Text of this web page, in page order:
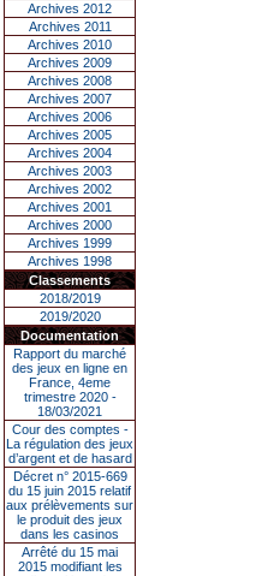
Archives 2012
Archives 2011
Archives 2010
Archives 2009
Archives 2008
Archives 2007
Archives 2006
Archives 2005
Archives 2004
Archives 2003
Archives 2002
Archives 2001
Archives 2000
Archives 1999
Archives 1998
Classements
2018/2019
2019/2020
Documentation
Rapport du marché
des jeux en ligne en
France, 4eme
trimestre 2020 -
18/03/2021
Cour des comptes -
La régulation des jeux
d’argent et de hasard
Décret n° 2015-669
du 15 juin 2015 relatif
aux prélèvements sur
le produit des jeux
dans les casinos
Arrêté du 15 mai
2015 modifiant les